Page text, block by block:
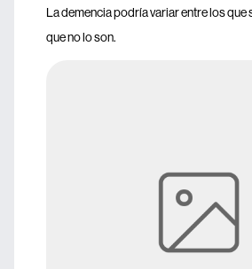
La demencia podría variar entre los
que no lo son.